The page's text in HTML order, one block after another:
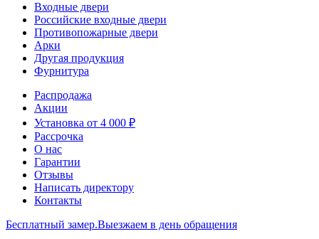
Входные двери
Российские входные двери
Противопожарные двери
Арки
Другая продукция
Фурнитура
Распродажа
Акции
Установка от 4 000 ₽
Рассрочка
О нас
Гарантии
Отзывы
Написать директору
Контакты
Бесплатный замер.Выезжаем в день обращения